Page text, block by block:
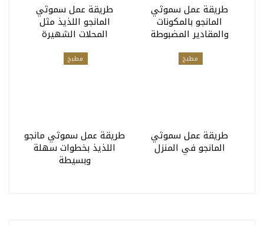
طريقة عمل سموثي
المانجو بالمكونات
والمقادير المضبوطة
طريقة عمل سموثي
المانجو اللذيذ مثل
المحلات الشهيرة
مطبخ
طريقة عمل سموثي
المانجو في المنزل
مطبخ
طريقة عمل سموثي مانجو
اللذيذ بخطوات سهلة
وبسيطة